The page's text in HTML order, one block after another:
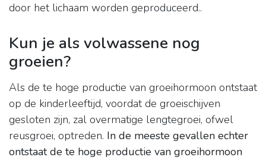
door het lichaam worden geproduceerd..
Kun je als volwassene nog
groeien?
Als de te hoge productie van groeihormoon ontstaat
op de kinderleeftijd, voordat de groeischijven
gesloten zijn, zal overmatige lengtegroei, ofwel
reusgroei, optreden. In de meeste gevallen echter
ontstaat de te hoge productie van groeihormoon